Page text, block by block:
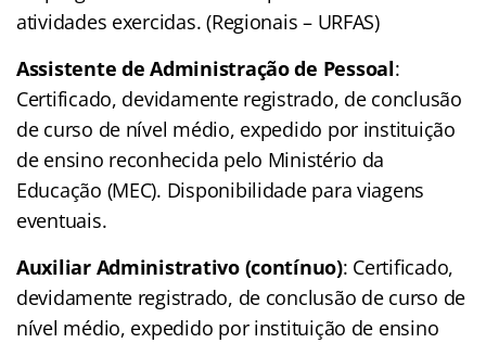
atividades exercidas. (Regionais – URFAS)
Assistente de Administração de Pessoal:
Certificado, devidamente registrado, de conclusão
de curso de nível médio, expedido por instituição
de ensino reconhecida pelo Ministério da
Educação (MEC). Disponibilidade para viagens
eventuais.
Auxiliar Administrativo (contínuo): Certificado,
devidamente registrado, de conclusão de curso de
nível médio, expedido por instituição de ensino